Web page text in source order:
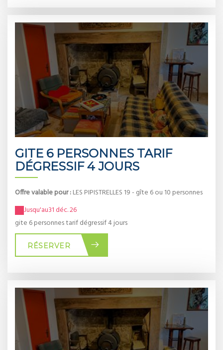
GITE 6 PERSONNES TARIF
DÉGRESSIF 4 JOURS
Offre valable pour :LES PIPISTRELLES 19 - gîte 6 ou 10 personnes
Jusqu'au31 déc. 26
gite 6 personnes tarif dégressif 4 jours
RÉSERVER